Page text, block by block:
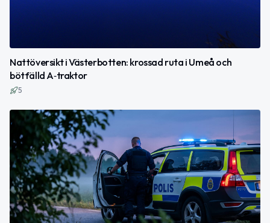
Nattöversikt i Västerbotten: krossad ruta i Umeå och
bötfälld A‑traktor
5